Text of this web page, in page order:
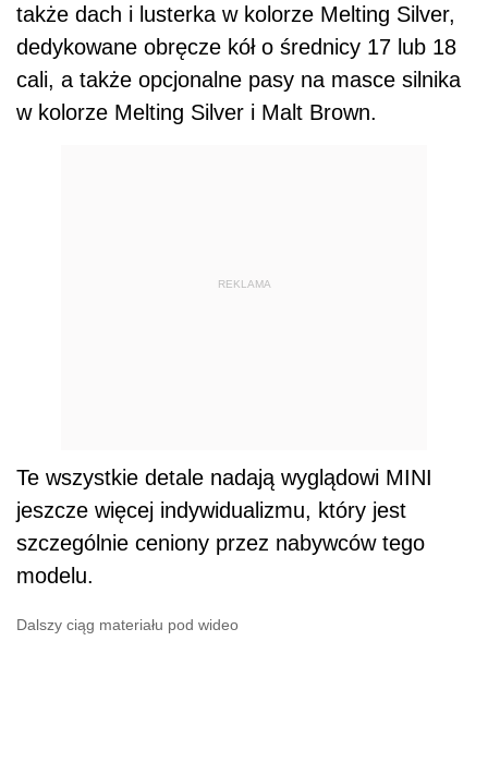
także dach i lusterka w kolorze Melting Silver,
dedykowane obręcze kół o średnicy 17 lub 18
cali, a także opcjonalne pasy na masce silnika
w kolorze Melting Silver i Malt Brown.
REKLAMA
Te wszystkie detale nadają wyglądowi MINI
jeszcze więcej indywidualizmu, który jest
szczególnie ceniony przez nabywców tego
modelu.
Dalszy ciąg materiału pod wideo